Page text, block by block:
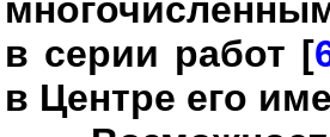
в серии работ [
в Центре его